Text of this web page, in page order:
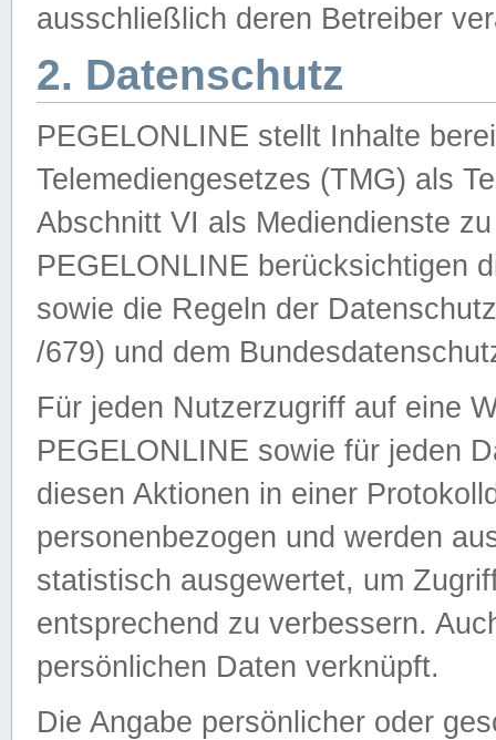
ausschließlich deren Betreiber
2. Datenschutz
PEGELONLINE stellt Inhalte
Telemediengesetzes (TMG) als
Abschnitt VI als Mediendienste
PEGELONLINE berücksichtigen
sowie die Regeln der
/679) und dem
Für jeden Nutzerzugriff auf eine
PEGELONLINE sowie für jeden
diesen Aktionen in einer
personenbezogen und werden
statistisch ausgewertet, um
entsprechend zu verbessern.
persönlichen Daten verknüpft.
Die Angabe persönlicher oder